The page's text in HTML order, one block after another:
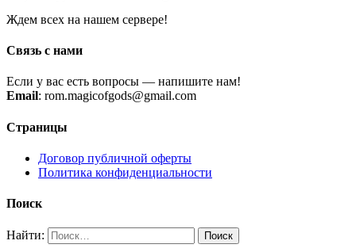
Ждем всех на нашем сервере!
Связь с нами
Если у вас есть вопросы — напишите нам!
Email: rom.magicofgods@gmail.com
Страницы
Договор публичной оферты
Политика конфиденциальности
Поиск
Найти: